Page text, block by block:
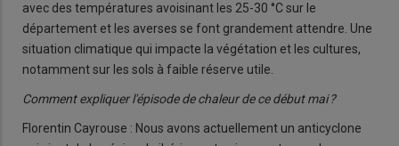
avec des températures avoisinant les 25-30 °C sur le
département et les averses se font grandement attendre. Une
situation climatique qui impacte la végétation et les cultures,
notamment sur les sols à faible réserve utile.
Comment expliquer l'épisode de chaleur de ce début mai ?
Florentin Cayrouse : Nous avons actuellement un anticyclone